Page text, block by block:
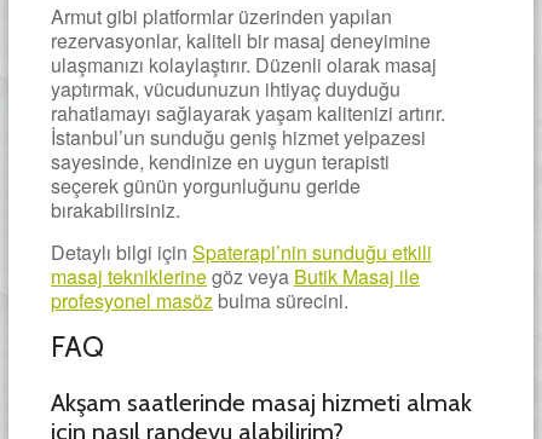
Armut gibi platformlar üzerinden yapılan
rezervasyonlar, kaliteli bir masaj deneyimine
ulaşmanızı kolaylaştırır. Düzenli olarak masaj
yaptırmak, vücudunuzun ihtiyaç duyduğu
rahatlamayı sağlayarak yaşam kalitenizi artırır.
İstanbul’un sunduğu geniş hizmet yelpazesi
sayesinde, kendinize en uygun terapisti
seçerek günün yorgunluğunu geride
bırakabilirsiniz.
Detaylı bilgi için Spaterapi’nin sunduğu etkili
masaj tekniklerinegöz veya Butik Masaj ile
profesyonel masöz bulma sürecini.
FAQ
Akşam saatlerinde masaj hizmeti almak
için nasıl randevu alabilirim?